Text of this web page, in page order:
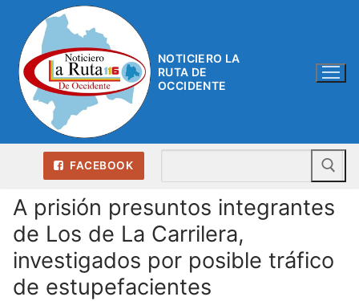
contenido
NOTICIERO LA
RUTA DE
OCCIDENTE
FACEBOOK
A prisión presuntos integrantes
de Los de La Carrilera,
investigados por posible tráfico
de estupefacientes